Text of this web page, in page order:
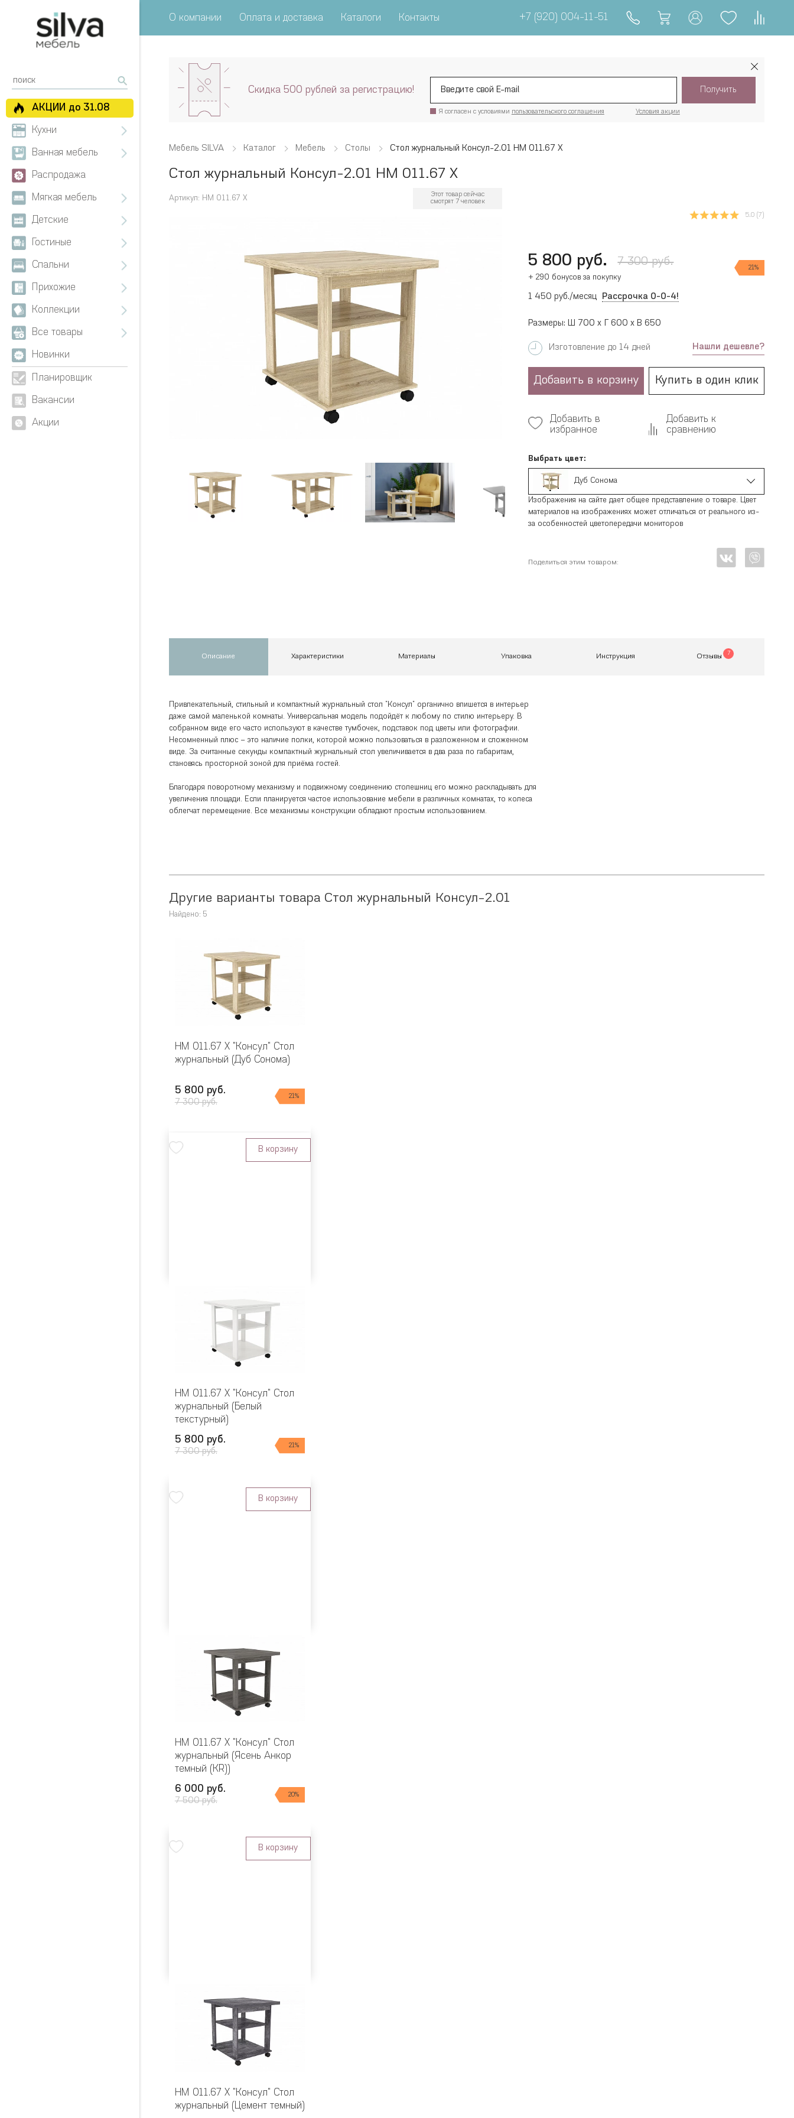
О компании Оплата и доставка Каталоги Контакты +7 (920) 004-11-51
АКЦИИ до 31.08
Кухни
Ванная мебель
Распродажа
Мягкая мебель
Детские
Гостиные
Спальни
Прихожие
Коллекции
Все товары
Новинки
Планировщик
Вакансии
Акции
Скидка 500 рублей за регистрацию! Получить
Я согласен с условиями пользовательского соглашения Условия акции
Мебель SILVA Каталог Мебель Столы Стол журнальный Консул-2.01 НМ 011.67 Х
Стол журнальный Консул-2.01 НМ 011.67 Х
Артикул: НМ 011.67 Х
5.0 (7)
Этот товар сейчас
смотрят 7 человек
5 800 руб. 7 300 руб.
21%
+ 290 бонусов за покупку
1 450 руб./месяц Рассрочка 0-0-4!
Размеры: Ш 700 x Г 600 x В 650
Изготовление до 14 дней Нашли дешевле?
Добавить в корзину Купить в один клик
Добавить в
избранное
Добавить к
сравнению
Выбрать цвет:
Дуб Сонома
Изображения на сайте дает общее представление о товаре. Цвет
материалов на изображениях может отличаться от реального из-
за особенностей цветопередачи мониторов
Поделиться этим товаром:
Описание Характеристики Материалы Упаковка Инструкция Отзывы 7
Привлекательный, стильный и компактный журнальный стол "Консул" органично впишется в интерьер
даже самой маленькой комнаты. Универсальная модель подойдёт к любому по стилю интерьеру. В
собранном виде его часто используют в качестве тумбочек, подставок под цветы или фотографии.
Несомненный плюс – это наличие полки, которой можно пользоваться в разложенном и сложенном
виде. За считанные секунды компактный журнальный стол увеличивается в два раза по габаритам,
становясь просторной зоной для приёма гостей.
Благодаря поворотному механизму и подвижному соединению столешниц его можно раскладывать для
увеличения площади. Если планируется частое использование мебели в различных комнатах, то колеса
облегчат перемещение. Все механизмы конструкции обладают простым использованием.
Другие варианты товара Стол журнальный Консул-2.01
Найдено: 5
НМ 011.67 Х "Консул" Стол
журнальный (Дуб Сонома)
5 800 руб.
7 300 руб.
21%
В корзину
НМ 011.67 Х "Консул" Стол
журнальный (Белый
текстурный)
5 800 руб.
7 300 руб.
21%
В корзину
НМ 011.67 Х "Консул" Стол
журнальный (Ясень Анкор
темный (KR))
6 000 руб.
7 500 руб.
20%
В корзину
НМ 011.67 Х "Консул" Стол
журнальный (Цемент темный)